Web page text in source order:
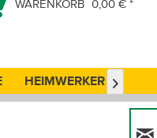
WARENKORB 0,00 € *
HEIMWERKER 